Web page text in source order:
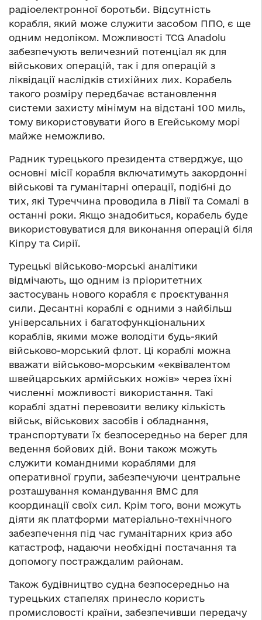
радіоелектронної боротьби. Відсутність
корабля, який може служити засобом ППО, є ще
одним недоліком. Можливості TCG Anadolu
забезпечують величезний потенціал як для
військових операцій, так і для операцій з
ліквідації наслідків стихійних лих. Корабель
такого розміру передбачає встановлення
системи захисту мінімум на відстані 100 миль,
тому використовувати його в Егейському морі
майже неможливо.
Радник турецького президента стверджує, що
основні місії корабля включатимуть закордонні
військові та гуманітарні операції, подібні до
тих, які Туреччина проводила в Лівії та Сомалі в
останні роки. Якщо знадобиться, корабель буде
використовуватися для виконання операцій біля
Кіпру та Сирії.
Турецькі військово-морські аналітики
відмічають, що одним із пріоритетних
застосувань нового корабля є проєктування
сили. Десантні кораблі є одними з найбільш
універсальних і багатофункціональних
кораблів, якими може володіти будь-який
військово-морський флот. Ці кораблі можна
вважати військово-морським «еквівалентом
швейцарських армійських ножів» через їхні
численні можливості використання. Такі
кораблі здатні перевозити велику кількість
військ, військових засобів і обладнання,
транспортувати їх безпосередньо на берег для
ведення бойових дій. Вони також можуть
служити командними кораблями для
оперативної групи, забезпечуючи центральне
розташування командування ВМС для
координації своїх сил. Крім того, вони можуть
діяти як платформи матеріально-технічного
забезпечення під час гуманітарних криз або
катастроф, надаючи необхідні постачання та
допомогу постраждалим районам.
Також будівництво судна безпосередньо на
турецьких стапелях принесло користь
промисловості країни, забезпечивши передачу